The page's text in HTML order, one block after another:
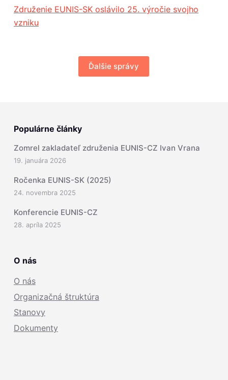
Združenie EUNIS-SK oslávilo 25. výročie svojho
vzniku
Ďalšie správy
Populárne články
Zomrel zakladateľ združenia EUNIS-CZ Ivan Vrana
19. januára 2026
Ročenka EUNIS-SK (2025)
24. novembra 2025
Konferencie EUNIS-CZ
28. apríla 2025
O nás
O nás
Organizačná štruktúra
Stanovy
Dokumenty